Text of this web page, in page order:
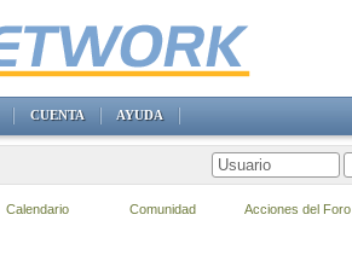
CUENTA AYUDA
Calendario Comunidad Acciones del Foro